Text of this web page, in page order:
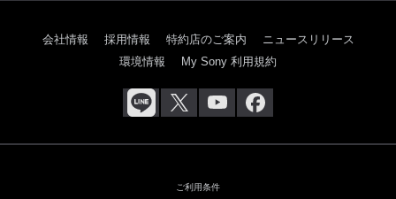
会社情報 採用情報 特約店のご案内
ニュースリリース
環境情報
My Sony 利用規約
ご利用条件